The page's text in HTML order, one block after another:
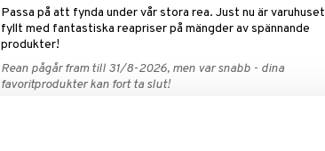
Passa på att fynda under vår stora rea. Just nu är varuhuset
fyllt med fantastiska reapriser på mängder av spännande
produkter!
Rean pågår fram till 31/8-2026, men var snabb - dina
favoritprodukter kan fort ta slut!